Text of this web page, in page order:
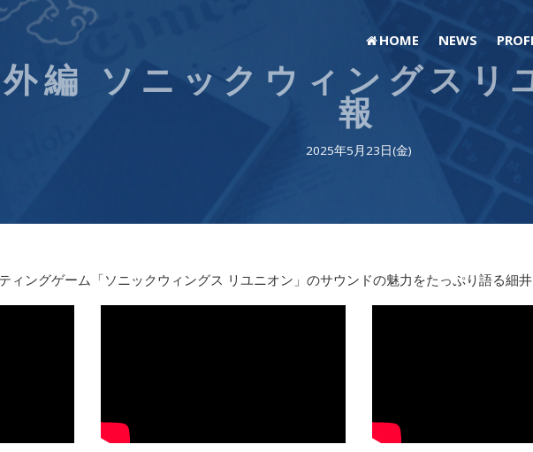
HOME NEWS
編 ソニックウィングスリ
報
2025年5月23日(金)
ィングゲーム「ソニックウィングス リユニオン」のサウンドの魅力をたっぷり語る細